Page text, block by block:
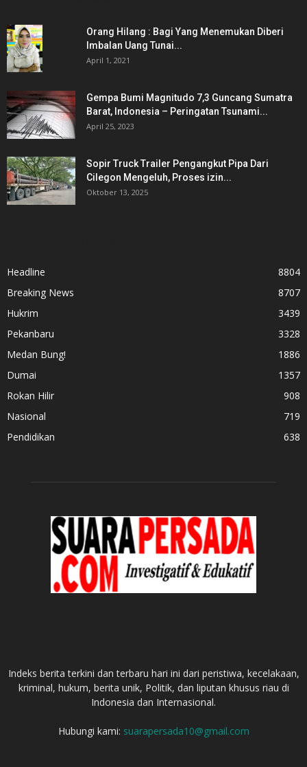
Orang Hilang : Bagi Yang Menemukan Diberi
Imbalan Uang Tunai...
April 1, 2021
Gempa Bumi Magnitudo 7,3 Guncang Sumatra
Barat, Indonesia – Peringatan Tsunami...
April 25, 2023
Sopir Truck Trailer Pengangkut Pipa Dari
Cilegon Mengeluh, Proses izin...
Oktober 13, 2025
Headline
8804
Breaking News
8707
Hukrim
3439
Pekanbaru
3328
Medan Bung!
1886
Dumai
1357
Rokan Hilir
908
Nasional
719
Pendidikan
638
Indeks berita terkini dan terbaru hari ini dari peristiwa, kecelakaan,
kriminal, hukum, berita unik, Politik, dan liputan khusus riau di
Indonesia dan Internasional.
Hubungi kami: suarapersada10@gmail.com